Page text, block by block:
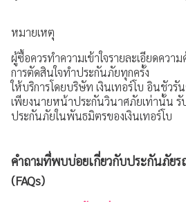
หมายเหตุ
ผู้ซื้อควรทำความเข้าใจรายละเอียดควา
การตัดสินใจทำประกันภัยทุกครั้ง
ให้บริการโดยบริษัท เงินเทอร์โบ อินชัวรั
เพียงนายหน้าประกันวินาศภัยเท่านั้น
ประกันภัยในพันธมิตรของเงินเทอร์โบ
คำถามที่พบบ่อยเกี่ยวกับประกันภัย
(FAQs)